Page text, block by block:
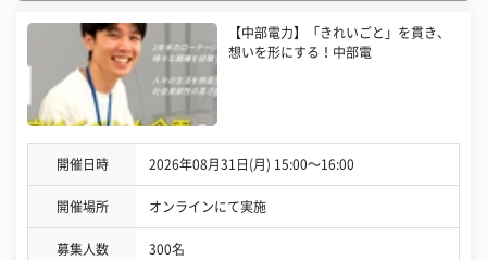
【中部電力】「きれいごと」を貫き、
想いを形にする！中部電
開催日時 2026年08月31日(月) 15:00〜16:00
開催場所 オンラインにて実施
募集人数 300名